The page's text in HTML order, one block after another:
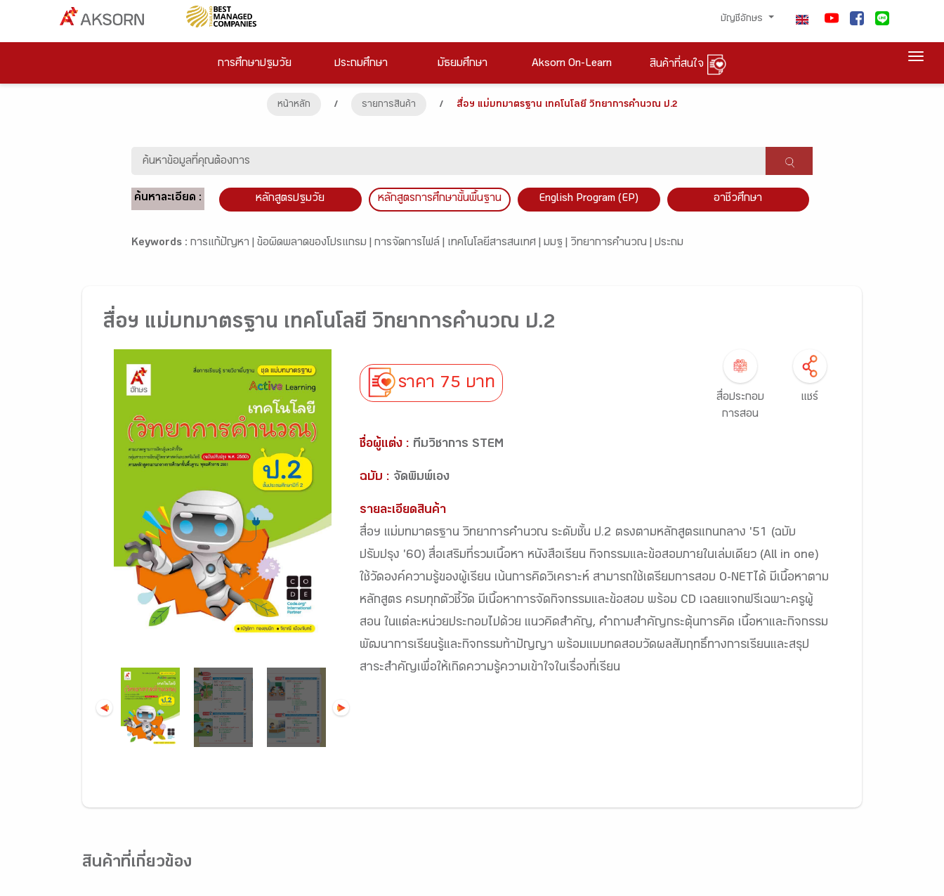
บัญชีอักษร
การศึกษาปฐมวัย ประถมศึกษา มัธยมศึกษา Aksorn On-Learn สินค้าที่สนใจ
หน้าหลัก / รายการสินค้า / สื่อฯ แม่บทมาตรฐาน เทคโนโลยี วิทยาการคำนวณ ป.2
ค้นหาละเอียด : หลักสูตรปฐมวัย หลักสูตรการศึกษาขั้นพื้นฐาน English Program (EP) อาชีวศึกษา
Keywords : การแก้ปัญหา | ข้อผิดพลาดของโปรแกรม | การจัดการไฟล์ | เทคโนโลยีสารสนเทศ | มมฐ | วิทยาการคำนวณ | ประถม
สื่อฯ แม่บทมาตรฐาน เทคโนโลยี วิทยาการคำนวณ ป.2
ราคา 75 บาท
สื่อประกอบ
การสอน
แชร์
ชื่อผู้แต่ง : ทีมวิชาการ STEM
ฉบับ : จัดพิมพ์เอง
รายละเอียดสินค้า
สื่อฯ แม่บทมาตรฐาน วิทยาการคำนวณ ระดับชั้น ป.2 ตรงตามหลักสูตรแกนกลาง '51 (ฉบับ
ปรับปรุง '60) สื่อเสริมที่รวมเนื้อหา หนังสือเรียน กิจกรรมและข้อสอบภายในเล่มเดียว (All in one)
ใช้วัดองค์ความรู้ของผู้เรียน เน้นการคิดวิเคราะห์ สามารถใช้เตรียมการสอบ O-NETได้ มีเนื้อหาตาม
หลักสูตร ครบทุกตัวชี้วัด มีเนื้อหาการจัดกิจกรรมและข้อสอบ พร้อม CD เฉลยแจกฟรีเฉพาะครูผู้
สอน ในแต่ละหน่วยประกอบไปด้วย แนวคิดสำคัญ, คำถามสำคัญกระตุ้นการคิด เนื้อหาและกิจกรรม
พัฒนาการเรียนรู้และกิจกรรมท้าปัญญา พร้อมแบบทดสอบวัดผลสัมฤทธิ์ทางการเรียนและสรุป
สาระสำคัญเพื่อให้เกิดความรู้ความเข้าใจในเรื่องที่เรียน
สินค้าที่เกี่ยวข้อง